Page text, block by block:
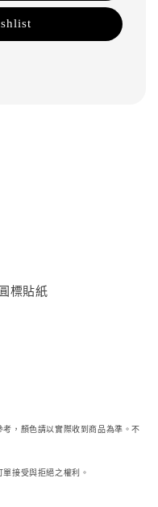
標貼紙
考，顏色請以實際收到商品為準。不
接受與拒絕之權利。